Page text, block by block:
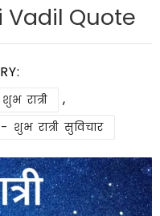
Vadil Quote
रात्री ,
शुभ रात्री सुविचार